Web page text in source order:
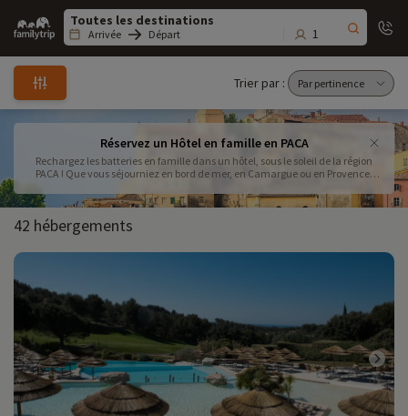
Family
trip
Arrivée Départ 1
Trier par :
Réservez un Hôtel en famille en PACA
Rechargez les batteries en famille dans un hôtel, sous le soleil de la région
PACA ! Que vous séjourniez en bord de mer, en Camargue ou en Provence,
meilleurs hôtels de la région PACA adaptés aux familles !
42 hébergements